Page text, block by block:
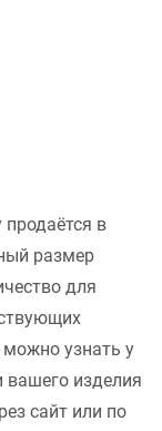
в
размер
для
узнать у
вашего изделия
сайт или по